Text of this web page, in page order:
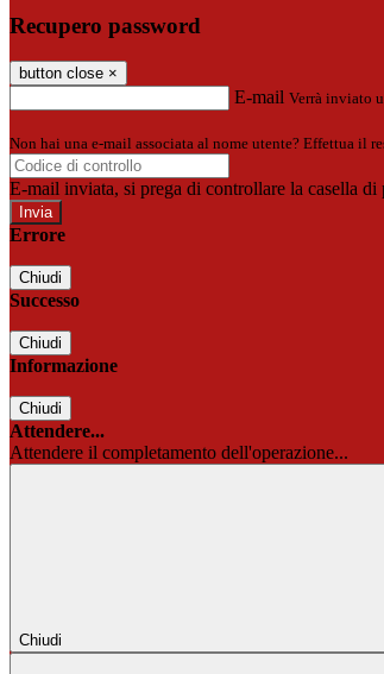
Recupero password
button close ×
E-mail Verrà inviato
Non hai una e-mail associata al nome utente? Effettua il
E-mail inviata, si prega di controllare la casella di
Errore
Chiudi
Successo
Chiudi
Informazione
Chiudi
Attendere...
Attendere il completamento dell'operazione...
Chiudi